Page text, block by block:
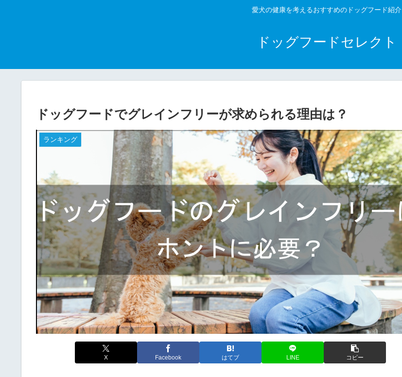
愛犬の健康を考えるおすすめのドッグフード紹介
ドッグフードセレクト
ドッグフードでグレインフリーが求められる理由は？
ランキング
X Facebook はてブ LINE コピー